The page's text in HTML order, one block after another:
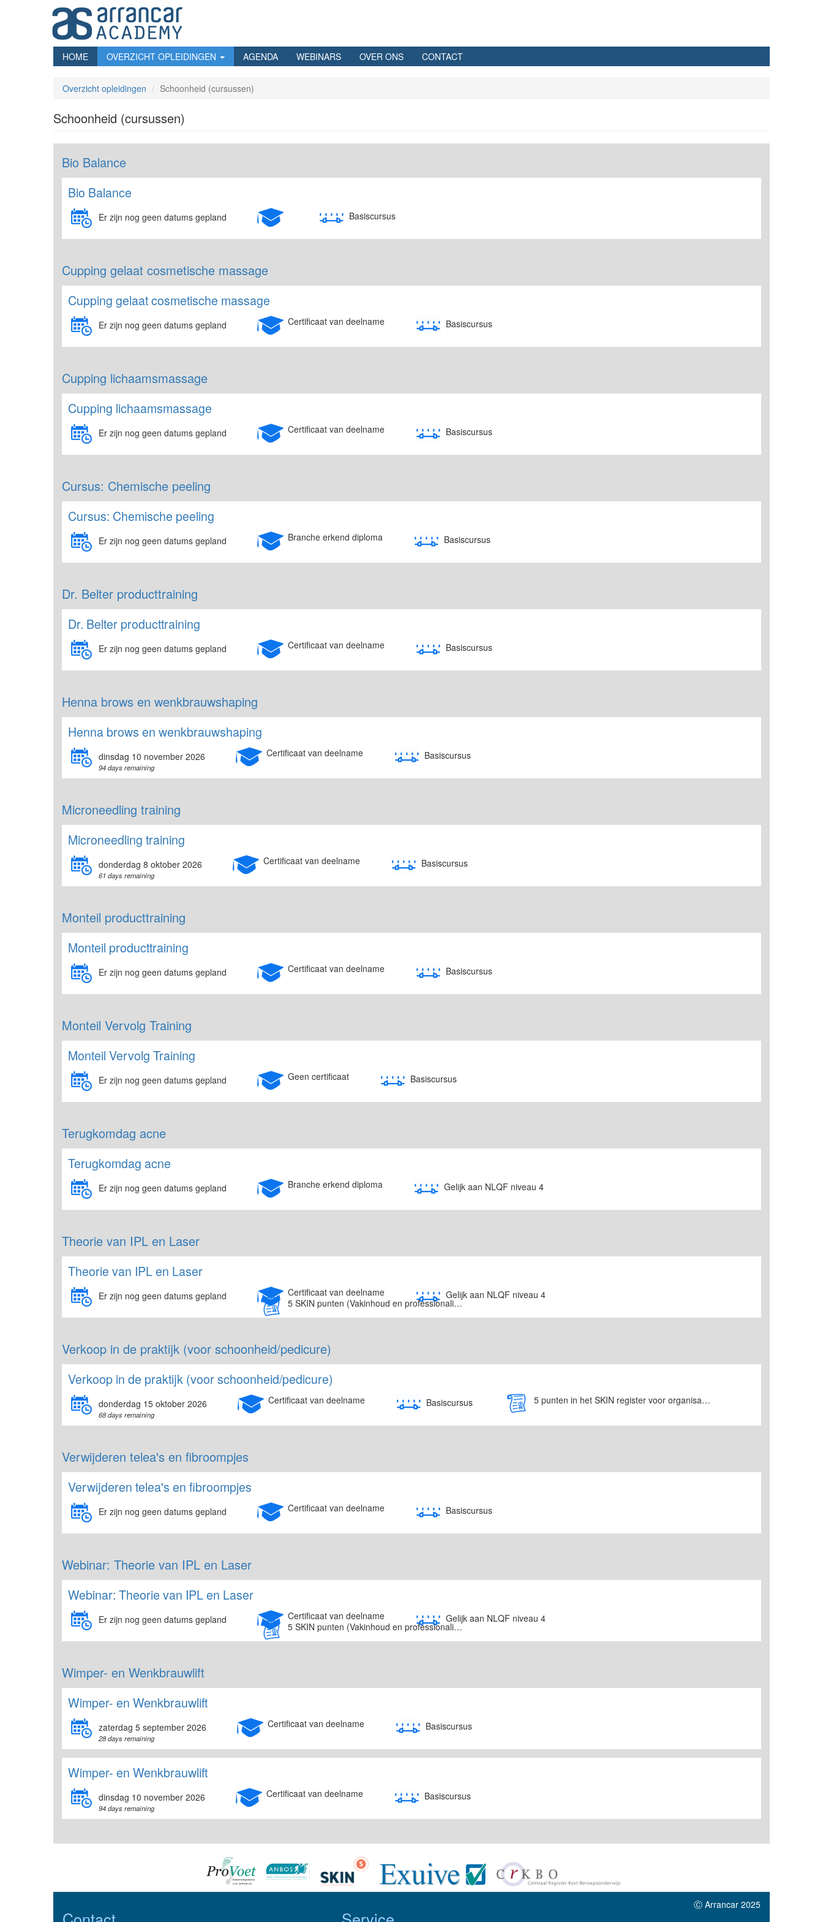
HOME OVERZICHT OPLEIDINGEN AGENDA WEBINARS OVER ONS CONTACT
Overzicht opleidingen Schoonheid (cursussen)
Schoonheid (cursussen)
Bio Balance
Bio Balance
Er zijn nog geen datums gepland Basiscursus
Cupping gelaat cosmetische massage
Cupping gelaat cosmetische massage
Er zijn nog geen datums gepland Certificaat van deelname Basiscursus
Cupping lichaamsmassage
Cupping lichaamsmassage
Er zijn nog geen datums gepland Certificaat van deelname Basiscursus
Cursus: Chemische peeling
Cursus: Chemische peeling
Er zijn nog geen datums gepland Branche erkend diploma Basiscursus
Dr. Belter producttraining
Dr. Belter producttraining
Er zijn nog geen datums gepland Certificaat van deelname Basiscursus
Henna brows en wenkbrauwshaping
Henna brows en wenkbrauwshaping
dinsdag 10 november 2026
94 days remaining
Certificaat van deelname Basiscursus
Microneedling training
Microneedling training
donderdag 8 oktober 2026
61 days remaining
Certificaat van deelname Basiscursus
Monteil producttraining
Monteil producttraining
Er zijn nog geen datums gepland Certificaat van deelname Basiscursus
Monteil Vervolg Training
Monteil Vervolg Training
Er zijn nog geen datums gepland Geen certificaat Basiscursus
Terugkomdag acne
Terugkomdag acne
Er zijn nog geen datums gepland Branche erkend diploma Gelijk aan NLQF niveau 4
Theorie van IPL en Laser
Theorie van IPL en Laser
Er zijn nog geen datums gepland Certificaat van deelname Gelijk aan NLQF niveau 4
5 SKIN punten (Vakinhoud en professionalisering)
Verkoop in de praktijk (voor schoonheid/pedicure)
Verkoop in de praktijk (voor schoonheid/pedicure)
donderdag 15 oktober 2026
68 days remaining
Certificaat van deelname Basiscursus 5 punten in het SKIN register voor organisatie en ondernemerschap. KRP-3 punten in ondernemerschap en 3 punten in reflectie (intervisiegroepen)
Verwijderen telea's en fibroompjes
Verwijderen telea's en fibroompjes
Er zijn nog geen datums gepland Certificaat van deelname Basiscursus
Webinar: Theorie van IPL en Laser
Webinar: Theorie van IPL en Laser
Er zijn nog geen datums gepland Certificaat van deelname Gelijk aan NLQF niveau 4
5 SKIN punten (Vakinhoud en professionalisering)
Wimper- en Wenkbrauwlift
Wimper- en Wenkbrauwlift
zaterdag 5 september 2026
28 days remaining
Certificaat van deelname Basiscursus
Wimper- en Wenkbrauwlift
dinsdag 10 november 2026
94 days remaining
Certificaat van deelname Basiscursus
Ⓒ Arrancar 2025